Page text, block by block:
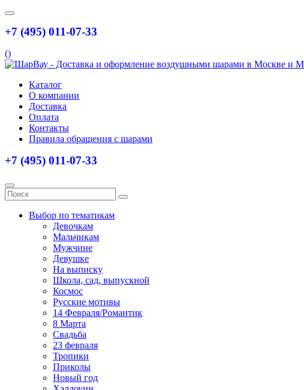
+7 (495) 011-07-33
()
Каталог
О компании
Доставка
Оплата
Контакты
Правила обращения с шарами
+7 (495) 011-07-33
Выбор по тематикам
Девочкам
Мальчикам
Мужчине
Девушке
На выписку
Школа, сад, выпускной
Космос
Русские мотивы
14 Февраля/Романтик
8 Марта
Свадьба
23 февраля
Тропики
Приколы
Новый год